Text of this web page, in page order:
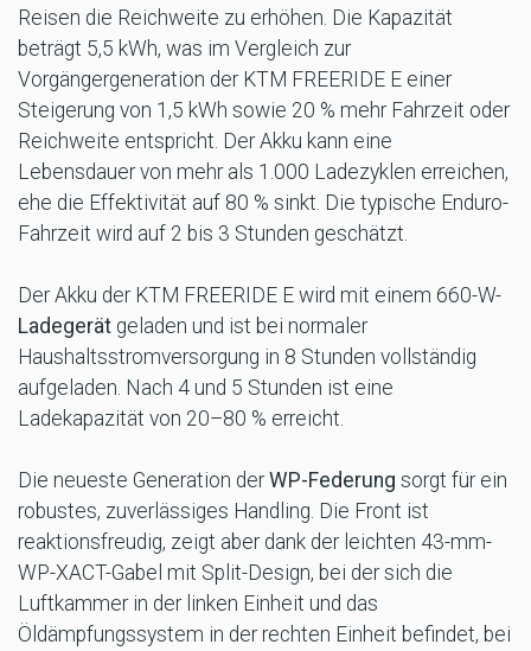
Reisen die Reichweite zu erhöhen. Die Kapazität
beträgt 5,5 kWh, was im Vergleich zur
Vorgängergeneration der KTM FREERIDE E einer
Steigerung von 1,5 kWh sowie 20 % mehr Fahrzeit oder
Reichweite entspricht. Der Akku kann eine
Lebensdauer von mehr als 1.000 Ladezyklen erreichen,
ehe die Effektivität auf 80 % sinkt. Die typische Enduro-
Fahrzeit wird auf 2 bis 3 Stunden geschätzt.
Der Akku der KTM FREERIDE E wird mit einem 660-W-
Ladegerät geladen und ist bei normaler
Haushaltsstromversorgung in 8 Stunden vollständig
aufgeladen. Nach 4 und 5 Stunden ist eine
Ladekapazität von 20–80 % erreicht.
Die neueste Generation derWP-Federung sorgt für ein
robustes, zuverlässiges Handling. Die Front ist
reaktionsfreudig, zeigt aber dank der leichten 43-mm-
WP-XACT-Gabel mit Split-Design, bei der sich die
Luftkammer in der linken Einheit und das
Öldämpfungssystem in der rechten Einheit befindet, bei